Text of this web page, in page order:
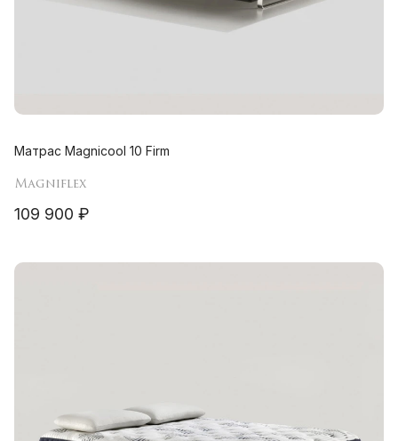
Матрас Magnicool 10 Firm
Magniflex
109 900 ₽